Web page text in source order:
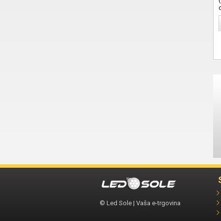
© Led Sole | Vaša e-trgovina